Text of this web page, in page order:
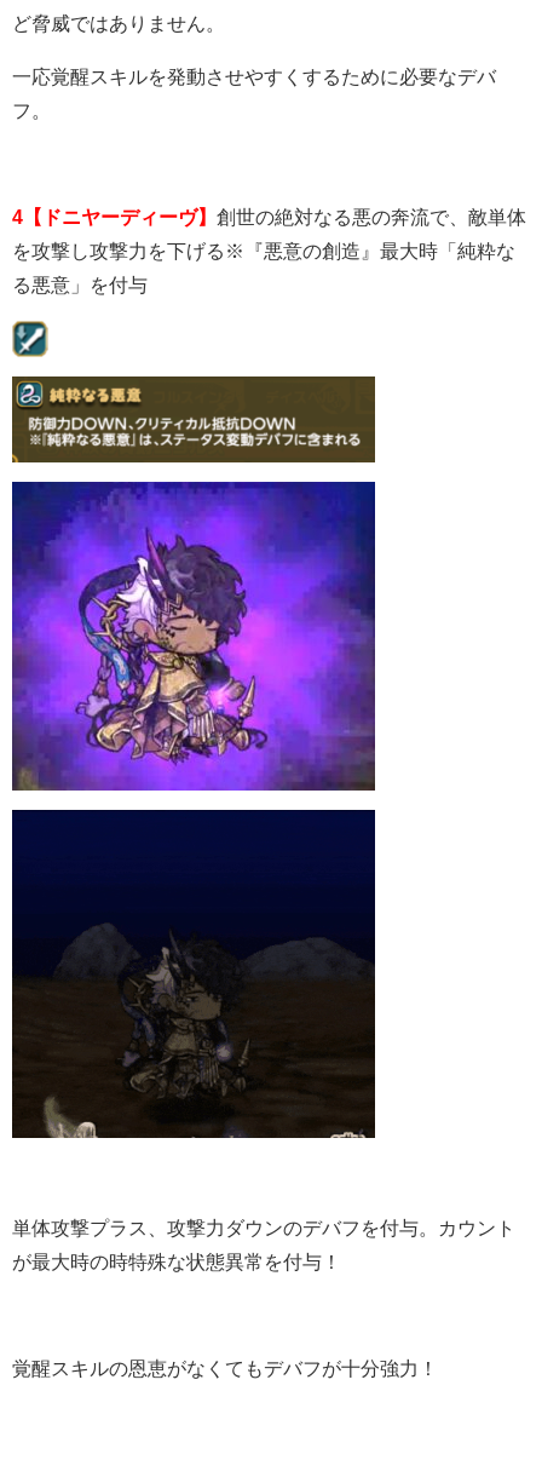
ど脅威ではありません。
一応覚醒スキルを発動させやすくするために必要なデバ
フ。
4【ドニヤーディーヴ】 創世の絶対なる悪の奔流で、敵単体
を攻撃し攻撃力を下げる※『悪意の創造』最大時「純粋な
る悪意」を付与
単体攻撃プラス、攻撃力ダウンのデバフを付与。カウント
が最大時の時特殊な状態異常を付与！
覚醒スキルの恩恵がなくてもデバフが十分強力！